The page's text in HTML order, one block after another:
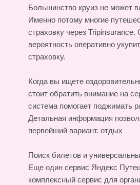
Большинство круиз не может
Именно потому многие
страховку через
вероятность оперативно
страховку.
Когда вы ищете
стоит обратить внимание на
система помогает поджимать
Детальная информация
первейший вариант. отдых
Поиск билетов и
Еще один сервис Яндекс
комплексный сервис для